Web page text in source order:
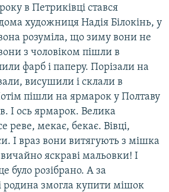
в Петриківці стався
художниця Надія Білокінь, у
вона розуміла, що зиму вони не
з чоловіком пішли в
фарб і паперу. Порізали на
висушили і склали в
пішли на ярмарок у Полтаву
І ось ярмарок. Велика
реве, мекає, бекає. Вівці,
І враз вони витягують з мішка
яскраві мальовки! І
було розібрано. А за
родина змогла купити мішок